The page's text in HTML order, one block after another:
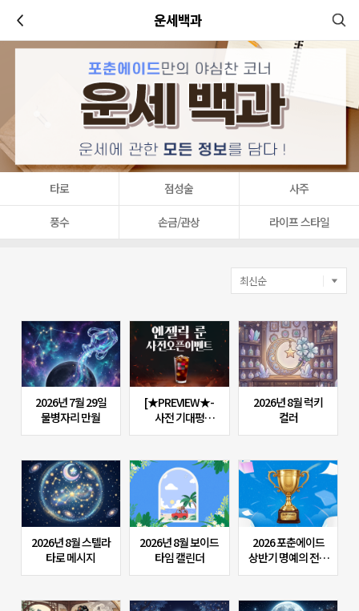
운세백과
타로 점성술 사주
풍수 손금/관상 라이프 스타일
2026년 7월 29일
물병자리 만월
[★PREVIEW★-
사전 기대평
이벤트] 신규
> 기대평 남기고
커피 받아가세요!
2026년 8월 럭키
컬러
2026년 8월 스텔라
타로 메시지
2026년 8월 보이드
타임 캘린더
2026 포춘에이드
상반기 명예의 전당
& 댓글 이벤트 (전원